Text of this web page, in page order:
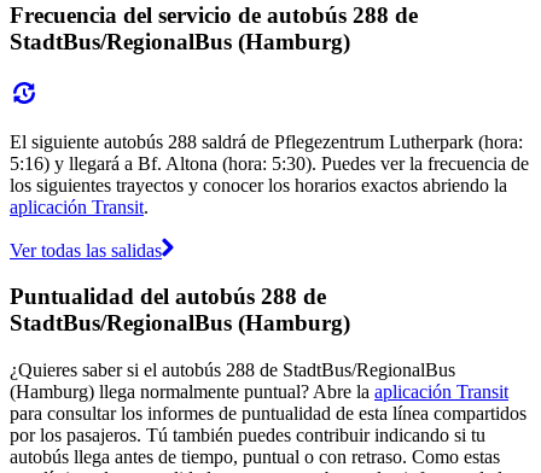
Frecuencia del servicio de autobús 288 de
StadtBus/RegionalBus (Hamburg)
El siguiente autobús 288 saldrá de Pflegezentrum Lutherpark (hora:
5:16) y llegará a Bf. Altona (hora: 5:30). Puedes ver la frecuencia de
los siguientes trayectos y conocer los horarios exactos abriendo la
aplicación Transit.
Ver todas las salidas
Puntualidad del autobús 288 de
StadtBus/RegionalBus (Hamburg)
¿Quieres saber si el autobús 288 de StadtBus/RegionalBus
(Hamburg) llega normalmente puntual? Abre la aplicación Transit
para consultar los informes de puntualidad de esta línea compartidos
por los pasajeros. Tú también puedes contribuir indicando si tu
autobús llega antes de tiempo, puntual o con retraso. Como estas